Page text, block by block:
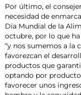
Por último, el
necesidad de
Día Mundial de la
octubre, por lo que
“y nos sumemos a la
favorezcan el
productos que
optando por
favorecer unos